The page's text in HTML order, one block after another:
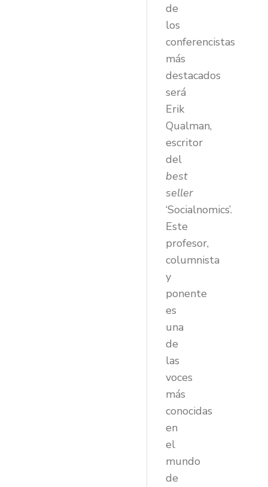
de
los
conferencistas
más
destacados
será
Erik
Qualman,
escritor
del
best
seller
‘Socialnomics’.
Este
profesor,
columnista
y
ponente
es
una
de
las
voces
más
conocidas
en
el
mundo
de